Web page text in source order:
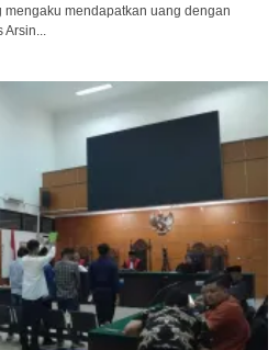
mendapatkan uang dengan